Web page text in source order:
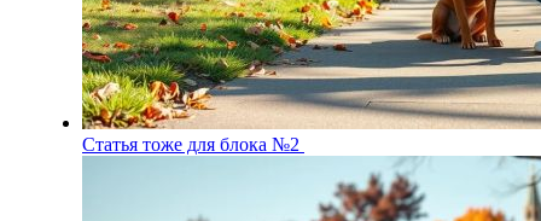
Статья тоже для блока №2